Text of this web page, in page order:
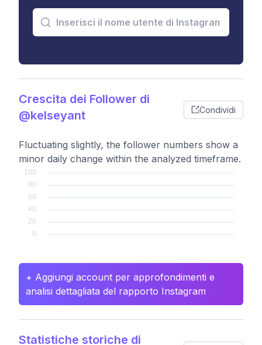
Crescita dei Follower di
@kelseyant
Condividi
Fluctuating slightly, the follower numbers show a
minor daily change within the analyzed timeframe.
+ Aggiungi account per approfondimenti e
analisi dettagliata del rapporto Instagram
Statistiche storiche di